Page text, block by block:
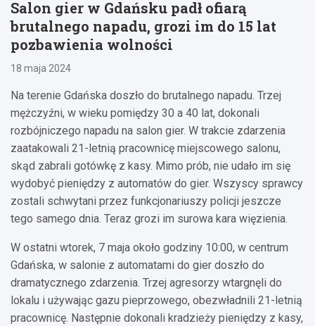
Salon gier w Gdańsku padł ofiarą
brutalnego napadu, grozi im do 15 lat
pozbawienia wolności
18 maja 2024
Na terenie Gdańska doszło do brutalnego napadu. Trzej
mężczyźni, w wieku pomiędzy 30 a 40 lat, dokonali
rozbójniczego napadu na salon gier. W trakcie zdarzenia
zaatakowali 21-letnią pracownicę miejscowego salonu,
skąd zabrali gotówkę z kasy. Mimo prób, nie udało im się
wydobyć pieniędzy z automatów do gier. Wszyscy sprawcy
zostali schwytani przez funkcjonariuszy policji jeszcze
tego samego dnia. Teraz grozi im surowa kara więzienia.
W ostatni wtorek, 7 maja około godziny 10:00, w centrum
Gdańska, w salonie z automatami do gier doszło do
dramatycznego zdarzenia. Trzej agresorzy wtargnęli do
lokalu i używając gazu pieprzowego, obezwładnili 21-letnią
pracownicę. Następnie dokonali kradzieży pieniędzy z kasy,